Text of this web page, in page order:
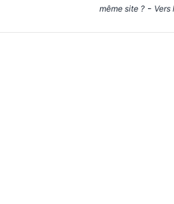
même site ?- Vers